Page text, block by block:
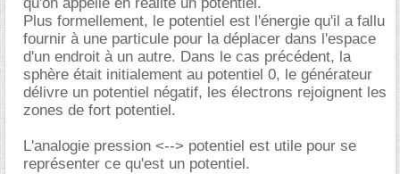
Plus formellement, le potentiel est l'énergie qu'il a fallu
fournir à une particule pour la déplacer dans l'espace
d'un endroit à un autre. Dans le cas précédent, la
sphère était initialement au potentiel 0, le générateur
délivre un potentiel négatif, les électrons rejoignent les
zones de fort potentiel.
L'analogie pression <--> potentiel est utile pour se
représenter ce qu'est un potentiel.